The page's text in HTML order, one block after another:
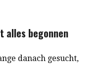
alles begonnen
danach gesucht,